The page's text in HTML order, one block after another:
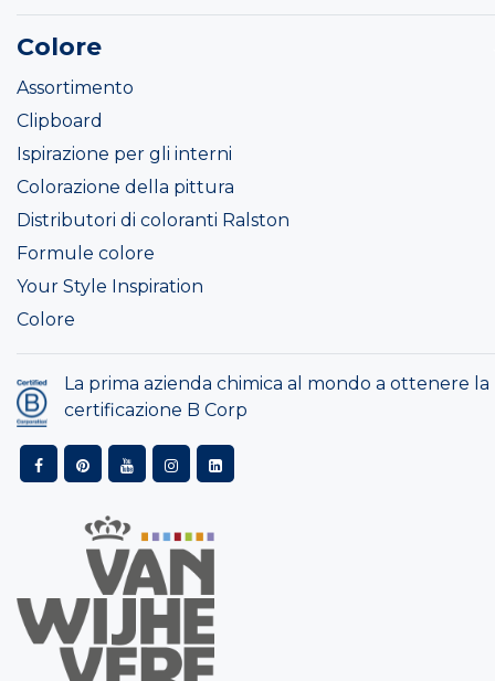
Colore
Assortimento
Clipboard
Ispirazione per gli interni
Colorazione della pittura
Distributori di coloranti Ralston
Formule colore
Your Style Inspiration
Colore
La prima azienda chimica al mondo a ottenere la
certificazione B Corp